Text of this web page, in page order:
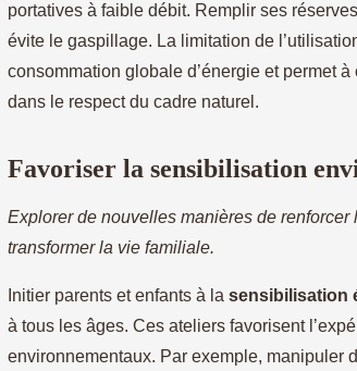
portatives à faible débit. Remplir ses
évite le gaspillage. La limitation de
consommation globale d’énergie et permet
dans le respect du cadre naturel.
Favoriser la sensibilisation
Explorer de nouvelles manières de
transformer la vie familiale.
Initier parents et enfants à la sensibilisation
à tous les âges. Ces ateliers favorisent
environnementaux. Par exemple, manipuler